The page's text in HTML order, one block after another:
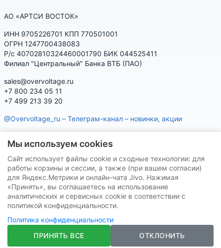
АО «АРТСИ ВОСТОК»
ИНН 9705226701 КПП 770501001
ОГРН 1247700438083
Р/с 40702810324460001790 БИК 044525411
Филиал "Центральный" Банка ВТБ (ПАО)
sales@overvoltage.ru
+7 800 234 05 11
+7 499 213 39 20
@Overvoltage_ru – Телеграм-канал – новинки, акции
характеристики, наличие, подбор
Нашу продукцию Вы можете приобрести на маркетплейсах
Telegram
Мы используем cookies
Сайт использует файлы cookie и сходные технологии: для
работы корзины и сессии, а также (при вашем согласии)
для Яндекс.Метрики и онлайн-чата Jivo. Нажимая
«Принять», вы соглашаетесь на использование
аналитических и сервисных cookie в соответствии с
политикой конфиденциальности.
Политика конфиденциальности
ПРИНЯТЬ ВСЕ
ОТКЛОНИТЬ